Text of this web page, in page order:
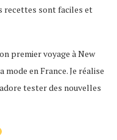
recettes sont faciles et
premier voyage à New
mode en France. Je réalise
tester des nouvelles